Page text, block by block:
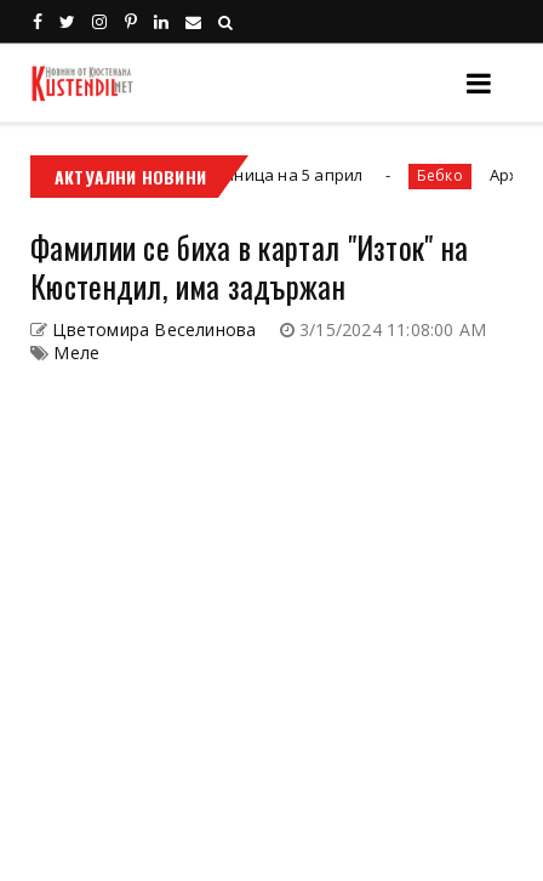
АКТУАЛНИ НОВИНИ
ще се проведе в Дупница на 5 април Бебко
Фамилии се биха в картал "Изток" на
Кюстендил, има задържан
Цветомира Веселинова
3/15/2024 11:08:00 AM
Меле